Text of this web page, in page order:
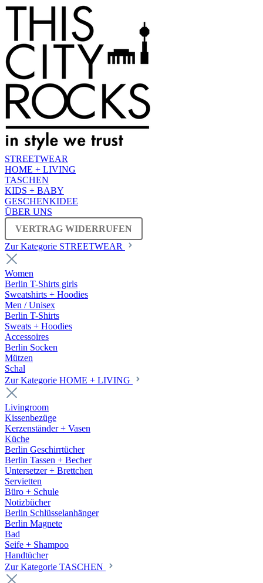
STREETWEAR
HOME + LIVING
TASCHEN
KIDS + BABY
GESCHENKIDEE
ÜBER UNS
VERTRAG WIDERRUFEN
Zur Kategorie STREETWEAR
Women
Berlin T-Shirts girls
Sweatshirts + Hoodies
Men / Unisex
Berlin T-Shirts
Sweats + Hoodies
Accessoires
Berlin Socken
Mützen
Schal
Zur Kategorie HOME + LIVING
Livingroom
Kissenbezüge
Kerzenständer + Vasen
Küche
Berlin Geschirrtücher
Berlin Tassen + Becher
Untersetzer + Brettchen
Servietten
Büro + Schule
Notizbücher
Berlin Schlüsselanhänger
Berlin Magnete
Bad
Seife + Shampoo
Handtücher
Zur Kategorie TASCHEN